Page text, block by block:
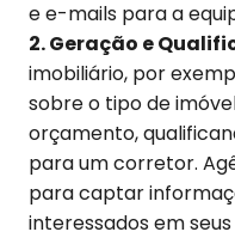
e e-mails para a
2. Geração e
imobiliário, por
sobre o tipo de
orçamento,
para um corretor.
para captar
interessados em seus